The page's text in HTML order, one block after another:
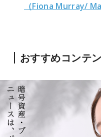
（Fiona Murray/
おすすめコンテ